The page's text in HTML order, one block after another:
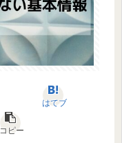
はてブ
コピー